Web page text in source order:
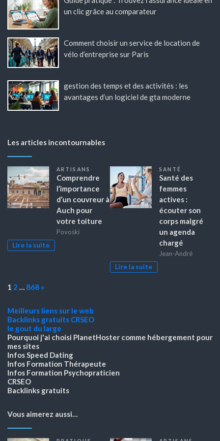
un clic grâce au comparateur
Comment choisir un service de location de
vélo d’entreprise sur Paris
gestion des temps et des activités : les
avantages d’un logiciel de gta moderne
Les articles incontournables
ARTISANS
Comprendre
l’importance
d’un couvreur à
Auch pour
votre toiture
Povoski
Lire la suite
SANTÉ
Santé des
femmes
actives :
écouter son
corps malgré
un agenda
chargé
Jean-André
Lire la suite
Page:
1 2 … 868 Next
»
Meilleurs liens sur le web
Backlinks gratuits CRSEO
le gout du large
Pourquoi j'ai choisi PlanetHoster comme hébergement pour
mes sites
Infos Speed Dating
Infos Formation Thérapeute
Infos Formation Psychopraticien
CRSEO
Backlinks gratuits
Vous aimerez aussi…